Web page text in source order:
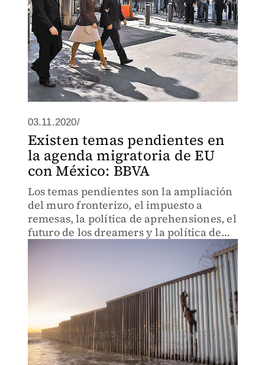
03.11.2020/
Existen temas pendientes en
la agenda migratoria de EU
con México: BBVA
Los temas pendientes son la ampliación
del muro fronterizo, el impuesto a
remesas, la política de aprehensiones, el
futuro de los dreamers y la política de
asilo.